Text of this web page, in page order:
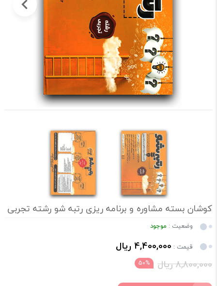
کوشان بسته مشاوره و برنامه ریزی رتبه شو رشته تجربی
وضعیت : موجود
قیمت : 4,400,000 ریال
8,800,000 ریال
50%